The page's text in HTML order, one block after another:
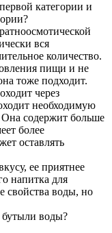
категории и
вся
количество.
пищи и не
тоже подходит.
через
необходимую
содержит больше
более
оставлять
ее приятнее
напитка для
свойства воды, но
бутыли воды?